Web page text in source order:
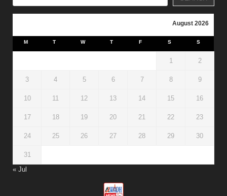
August 2026
M T W T F S S
1 2
3 4 5 6 7 8 9
10 11 12 13 14 15 16
17 18 19 20 21 22 23
24 25 26 27 28 29 30
31
« Jul